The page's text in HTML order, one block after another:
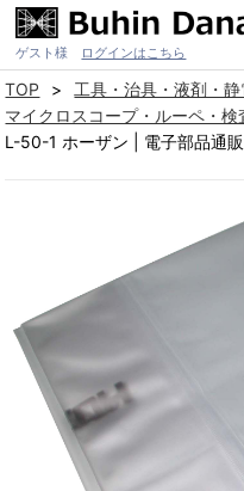
ゲスト様 ログインはこちら
TOP
工具・治具・液剤・
マイクロスコープ・ルーペ・検
L-50-1 ホーザン | 電子部品通